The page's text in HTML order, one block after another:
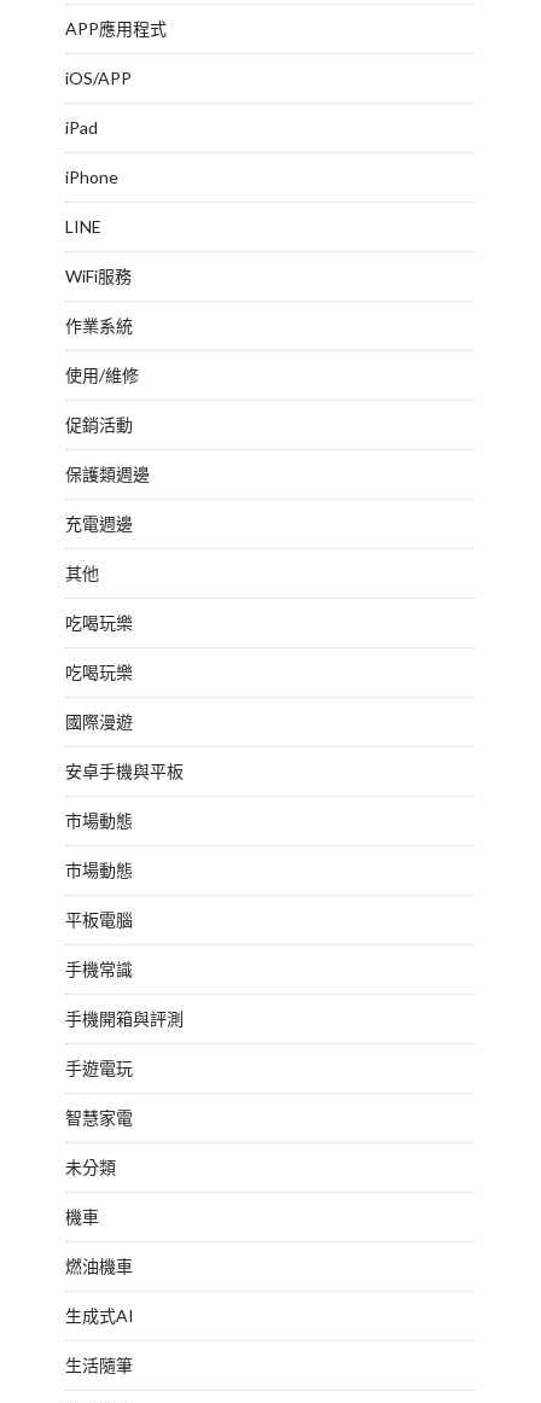
APP應用程式
iOS/APP
iPad
iPhone
LINE
WiFi服務
作業系統
使用/維修
促銷活動
保護類週邊
充電週邊
其他
吃喝玩樂
吃喝玩樂
國際漫遊
安卓手機與平板
市場動態
市場動態
平板電腦
手機常識
手機開箱與評測
手遊電玩
智慧家電
未分類
機車
燃油機車
生成式AI
生活隨筆